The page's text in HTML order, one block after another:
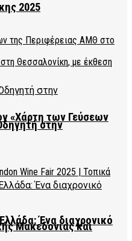
2025
«Χάρτη των Γεύσεων
Μακεδονίας και
στην
Ένα διαχρονικό